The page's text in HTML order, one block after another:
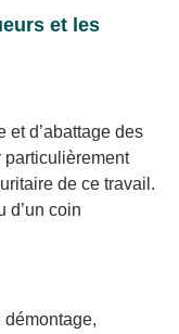
et les
et d’abattage des
particulièrement
de ce travail.
d’un coin
démontage,